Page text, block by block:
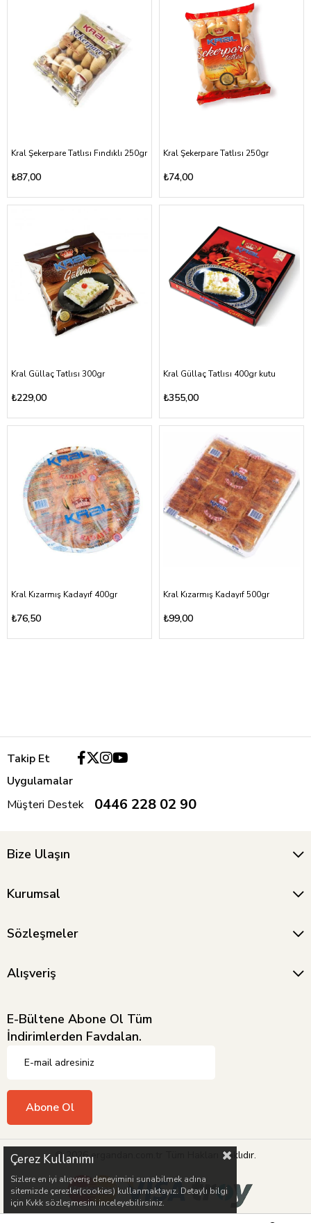
Kral Şekerpare Tatlısı Fındıklı 250gr
₺87,00
Kral Şekerpare Tatlısı 250gr
₺74,00
Kral Güllaç Tatlısı 300gr
₺229,00
Kral Güllaç Tatlısı 400gr kutu
₺355,00
Kral Kızarmış Kadayıf 400gr
₺76,50
Kral Kızarmış Kadayıf 500gr
₺99,00
Takip Et
Uygulamalar
Müşteri Destek
0446 228 02 90
Bize Ulaşın
Kurumsal
Sözleşmeler
Alışveriş
E-Bültene Abone Ol Tüm
İndirimlerden Favdalan.
Abone Ol
© 2026 ergandan.com.tr Tüm Hakları Saklıdır.
Çerez Kullanımı
Sizlere en iyi alışveriş deneyimini sunabilmek adına
sitemizde çerezler(cookies) kullanmaktayız. Detaylı bilgi
için Kvkk sözleşmesini inceleyebilirsiniz.